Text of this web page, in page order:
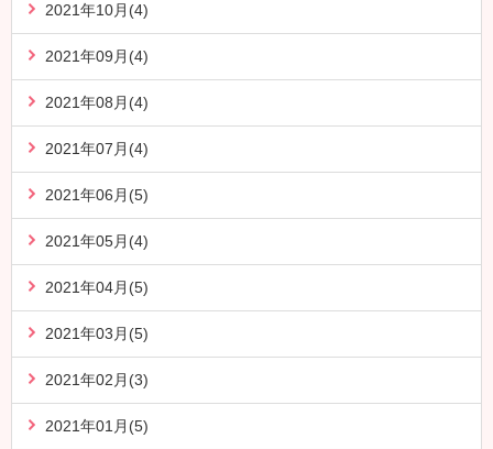
2021年10月(4)
2021年09月(4)
2021年08月(4)
2021年07月(4)
2021年06月(5)
2021年05月(4)
2021年04月(5)
2021年03月(5)
2021年02月(3)
2021年01月(5)